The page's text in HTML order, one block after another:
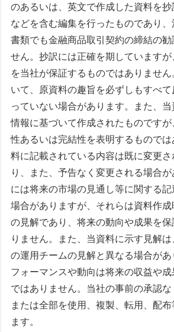
のあるいは、英文で作成した資料を
などを含む編集を行ったものであり
書類でも金融商品取引契約の締結の勧
せん。抄訳には正確を期しています
を当社が保証するものではありませ
いて、原資料の趣旨を必ずしもすべ
っていない場合があります。また、
情報に基づいて作成されたものです
性あるいは完結性を表明するもので
料に記載されている内容は既に変更
り、また、予告なく変更される場合
には将来の市場の見通し等に関する
場合がありますが、それらは資料作
の見解であり、将来の動向や成果を
りません。また、当資料に示す見解
の運用チームの見解と異なる場合が
フォーマンスや動向は将来の収益や
ではありません。当社の事前の承認
または全部を使用、複製、転用、配
ます。